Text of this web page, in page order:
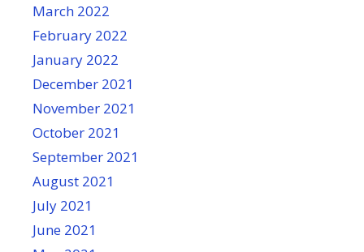
March 2022
February 2022
January 2022
December 2021
November 2021
October 2021
September 2021
August 2021
July 2021
June 2021